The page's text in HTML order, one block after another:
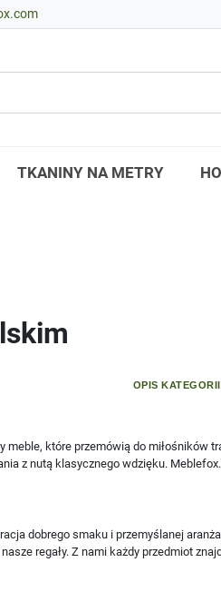
TKANINY NA METRY
OPIS KATEGORII
które przemówią do miłośników
z nutą klasycznego wdzięku.
dobrego smaku i przemyślanej
regały. Z nami każdy przedmiot